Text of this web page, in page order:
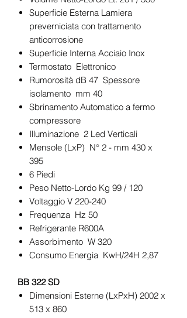
Superficie Esterna Lamiera
preverniciata con trattamento
anticorrosione
Superficie Interna Acciaio Inox
Termostato Elettronico
Rumorosità dB 47 Spessore
isolamento mm 40
Sbrinamento Automatico a fermo
compressore
Illuminazione 2 Led Verticali
Mensole (LxP) N° 2 - mm 430 x
395
6 Piedi
Peso Netto-Lordo Kg 99 / 120
Voltaggio V 220-240
Frequenza Hz 50
Refrigerante R600A
Assorbimento W 320
Consumo Energia KwH/24H 2,87
BB 322 SD
Dimensioni Esterne (LxPxH) 2002 x
513 x 860